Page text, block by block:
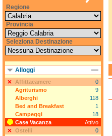
Regione
Provincia
Seleziona Destinazione
Alloggi
Affittacamere
0
Agriturismo
9
Alberghi
118
Bed and Breakfast
1
Campeggi
18
Case Vacanza
Attivo
Ostelli
0